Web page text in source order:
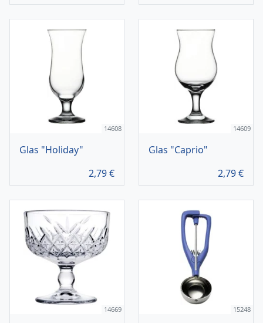
14608
Glas "Holiday"
2,79€
14609
Glas "Caprio"
2,79€
14669 15248